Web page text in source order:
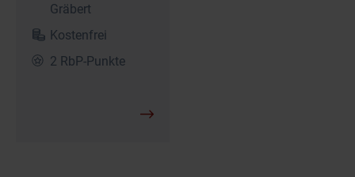
Gräbert
Kostenfrei
2 RbP-Punkte